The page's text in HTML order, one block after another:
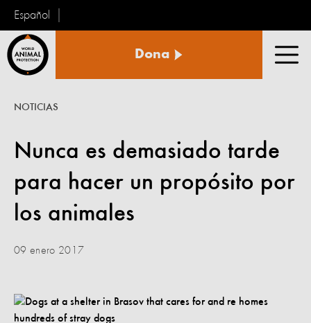
Español
Animal
Dona
Nunca es demasiado tarde
para hacer un propósito por
los animales
NOTICIAS
09 enero 2017